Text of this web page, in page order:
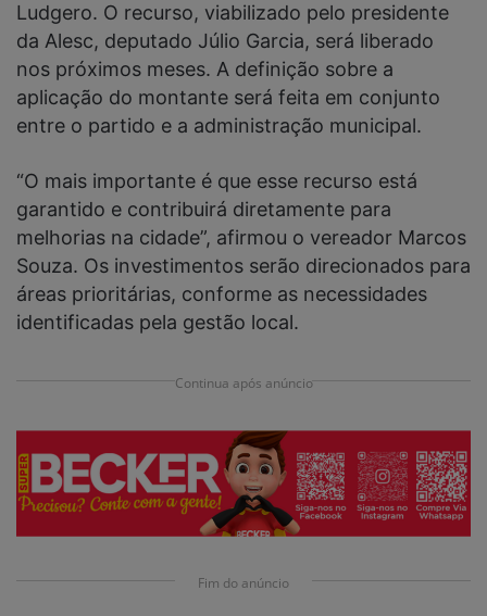
Ludgero. O recurso, viabilizado pelo presidente
da Alesc, deputado Júlio Garcia, será liberado
nos próximos meses. A definição sobre a
aplicação do montante será feita em conjunto
entre o partido e a administração municipal.
“O mais importante é que esse recurso está
garantido e contribuirá diretamente para
melhorias na cidade”, afirmou o vereador Marcos
Souza. Os investimentos serão direcionados para
áreas prioritárias, conforme as necessidades
identificadas pela gestão local.
Continua após anúncio
Fim do anúncio